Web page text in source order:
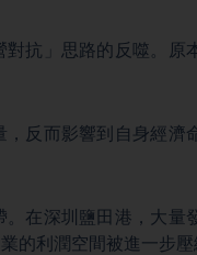
抗」思路的反噬。原
反而影響到自身經濟
在深圳鹽田港，大量
的利潤空間被進一步壓